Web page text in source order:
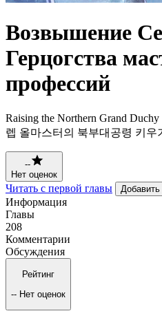
Возвышение
Герцогства
профессий
Raising the Northern Grand
렙 올마스터의 북부대공령 키우
--
Нет оценок
Читать с первой главы
Информация
Главы
208
Комментарии
Обсуждения
Рейтинг
-- Нет оценок